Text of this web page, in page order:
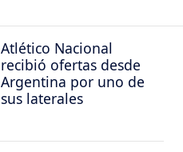
Atlético Nacional
recibió ofertas desde
Argentina por uno de
sus laterales